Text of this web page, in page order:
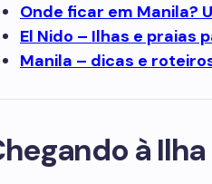
Onde ficar em Manila?
El Nido – Ilhas e praias
Manila – dicas e
à